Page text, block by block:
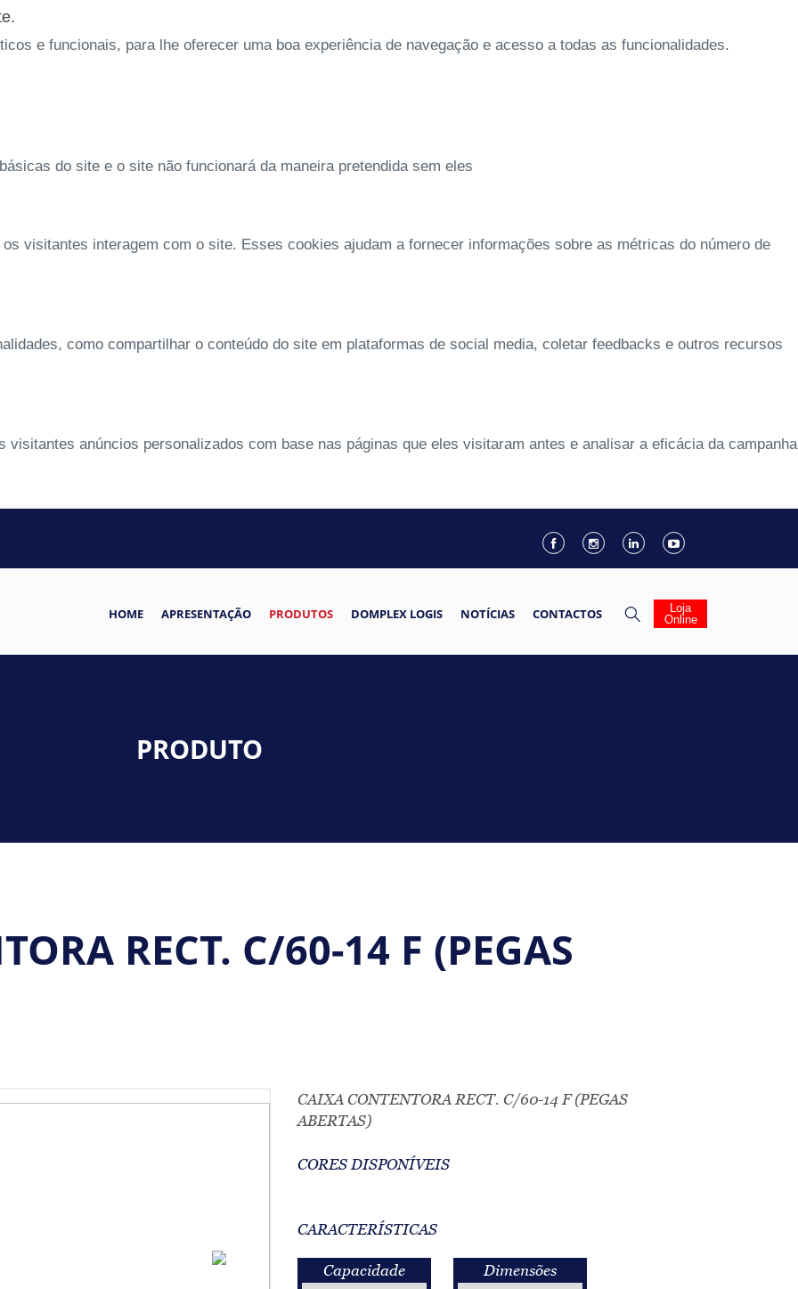
e funcionais, para lhe oferecer uma boa experiência de navegação e acesso a todas as funcionalidades.
do site e o site não funcionará da maneira pretendida sem eles
visitantes interagem com o site. Esses cookies ajudam a fornecer informações sobre as métricas do número de
como compartilhar o conteúdo do site em plataformas de social media, coletar feedbacks e outros recursos
anúncios personalizados com base nas páginas que eles visitaram antes e analisar a eficácia da campanha
HOME APRESENTAÇÃO PRODUTOS DOMPLEX LOGIS NOTÍCIAS CONTACTOS
Loja
Online
PRODUTO
RECT. C/60-14 F (PEGAS
CAIXA CONTENTORA RECT. C/60-14 F (PEGAS
ABERTAS)
CORES DISPONÍVEIS
CARACTERÍSTICAS
Capacidade Dimensões